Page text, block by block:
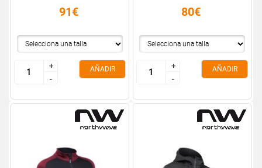
91€
+
-
+
-
AÑADIR
80€
+
-
+
-
AÑADIR